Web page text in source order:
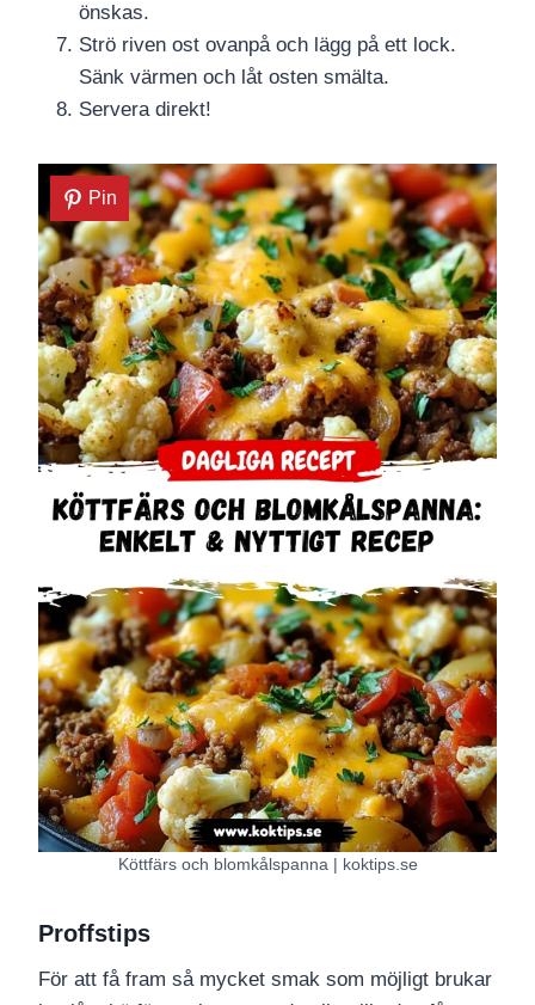
önskas.
Strö riven ost ovanpå och lägg på ett lock.
Sänk värmen och låt osten smälta.
Servera direkt!
Pin
Köttfärs och blomkålspanna | koktips.se
Proffstips
För att få fram så mycket smak som möjligt brukar